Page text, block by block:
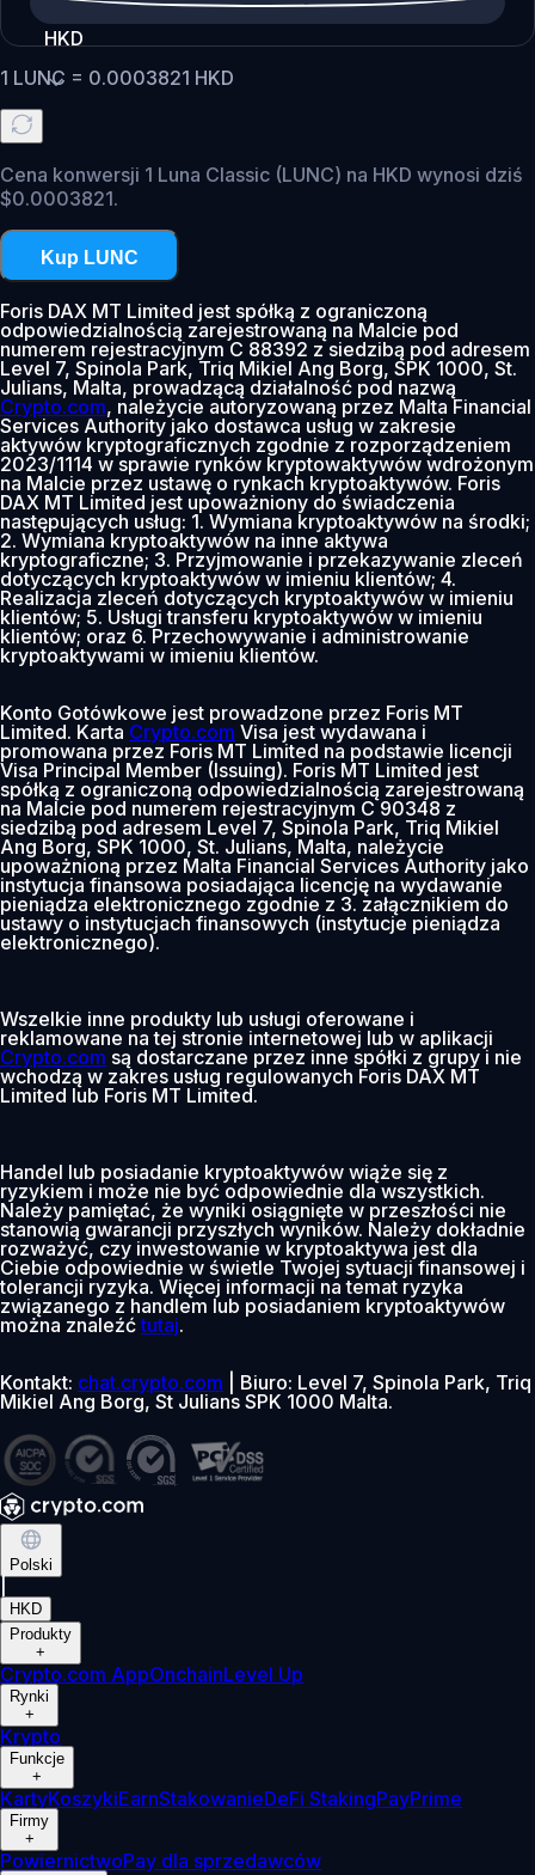
HKD
1 LUNC = 0.0003821 HKD
Cena konwersji 1 Luna Classic (LUNC) na HKD wynosi dziś
$0.0003821.
Kup LUNC
Foris DAX MT Limited jest spółką z ograniczoną
odpowiedzialnością zarejestrowaną na Malcie pod
numerem rejestracyjnym C 88392 z siedzibą pod adresem
Level 7, Spinola Park, Triq Mikiel Ang Borg, SPK 1000, St.
Julians, Malta, prowadzącą działalność pod nazwą
Crypto.com, należycie autoryzowaną przez Malta Financial
Services Authority jako dostawca usług w zakresie
aktywów kryptograficznych zgodnie z rozporządzeniem
2023/1114 w sprawie rynków kryptowaktywów wdrożonym
na Malcie przez ustawę o rynkach kryptoaktywów. Foris
DAX MT Limited jest upoważniony do świadczenia
następujących usług: 1. Wymiana kryptoaktywów na środki;
2. Wymiana kryptoaktywów na inne aktywa
kryptograficzne; 3. Przyjmowanie i przekazywanie zleceń
dotyczących kryptoaktywów w imieniu klientów; 4.
Realizacja zleceń dotyczących kryptoaktywów w imieniu
klientów; 5. Usługi transferu kryptoaktywów w imieniu
klientów; oraz 6. Przechowywanie i administrowanie
kryptoaktywami w imieniu klientów.
Konto Gotówkowe jest prowadzone przez Foris MT
Limited. Karta Crypto.com Visa jest wydawana i
promowana przez Foris MT Limited na podstawie licencji
Visa Principal Member (Issuing). Foris MT Limited jest
spółką z ograniczoną odpowiedzialnością zarejestrowaną
na Malcie pod numerem rejestracyjnym C 90348 z
siedzibą pod adresem Level 7, Spinola Park, Triq Mikiel
Ang Borg, SPK 1000, St. Julians, Malta, należycie
upoważnioną przez Malta Financial Services Authority jako
instytucja finansowa posiadająca licencję na wydawanie
pieniądza elektronicznego zgodnie z 3. załącznikiem do
ustawy o instytucjach finansowych (instytucje pieniądza
elektronicznego).
Wszelkie inne produkty lub usługi oferowane i
reklamowane na tej stronie internetowej lub w aplikacji
Crypto.com są dostarczane przez inne spółki z grupy i nie
wchodzą w zakres usług regulowanych Foris DAX MT
Limited lub Foris MT Limited.
Handel lub posiadanie kryptoaktywów wiąże się z
ryzykiem i może nie być odpowiednie dla wszystkich.
Należy pamiętać, że wyniki osiągnięte w przeszłości nie
stanowią gwarancji przyszłych wyników. Należy dokładnie
rozważyć, czy inwestowanie w kryptoaktywa jest dla
Ciebie odpowiednie w świetle Twojej sytuacji finansowej i
tolerancji ryzyka. Więcej informacji na temat ryzyka
związanego z handlem lub posiadaniem kryptoaktywów
można znaleźćtutaj.
Kontakt: chat.crypto.com | Biuro: Level 7, Spinola Park, Triq
Mikiel Ang Borg, St Julians SPK 1000 Malta.
Polski
HKD
Produkty
+
Crypto.com AppOnchainLevel Up
Rynki
+
Krypto
Funkcje
+
KartyKoszykiEarnStakowanieDeFi StakingPayPrime
Firmy
+
PowiernictwoPay dla sprzedawców